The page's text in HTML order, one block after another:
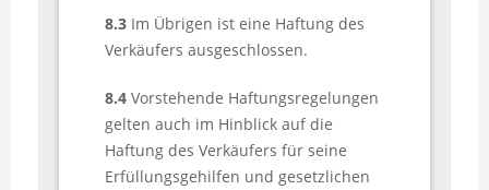
8.3Im Übrigen ist eine Haftung des
Verkäufers ausgeschlossen.
8.4Vorstehende Haftungsregelungen
gelten auch im Hinblick auf die
Haftung des Verkäufers für seine
Erfüllungsgehilfen und gesetzlichen